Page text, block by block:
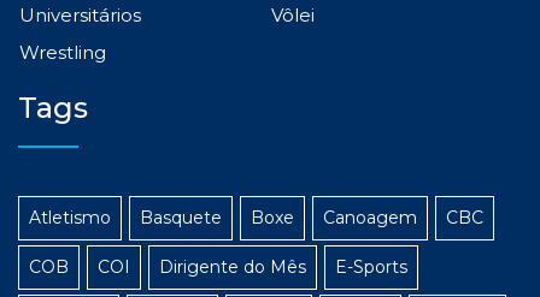
Universitários
Vôlei
Wrestling
Tags
Atletismo Basquete Boxe Canoagem CBC
COB COI Dirigente do Mês E-Sports